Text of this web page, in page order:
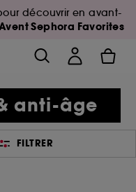
découvrir en avant-
Sephora Favorites
anti-âge
FILTRER